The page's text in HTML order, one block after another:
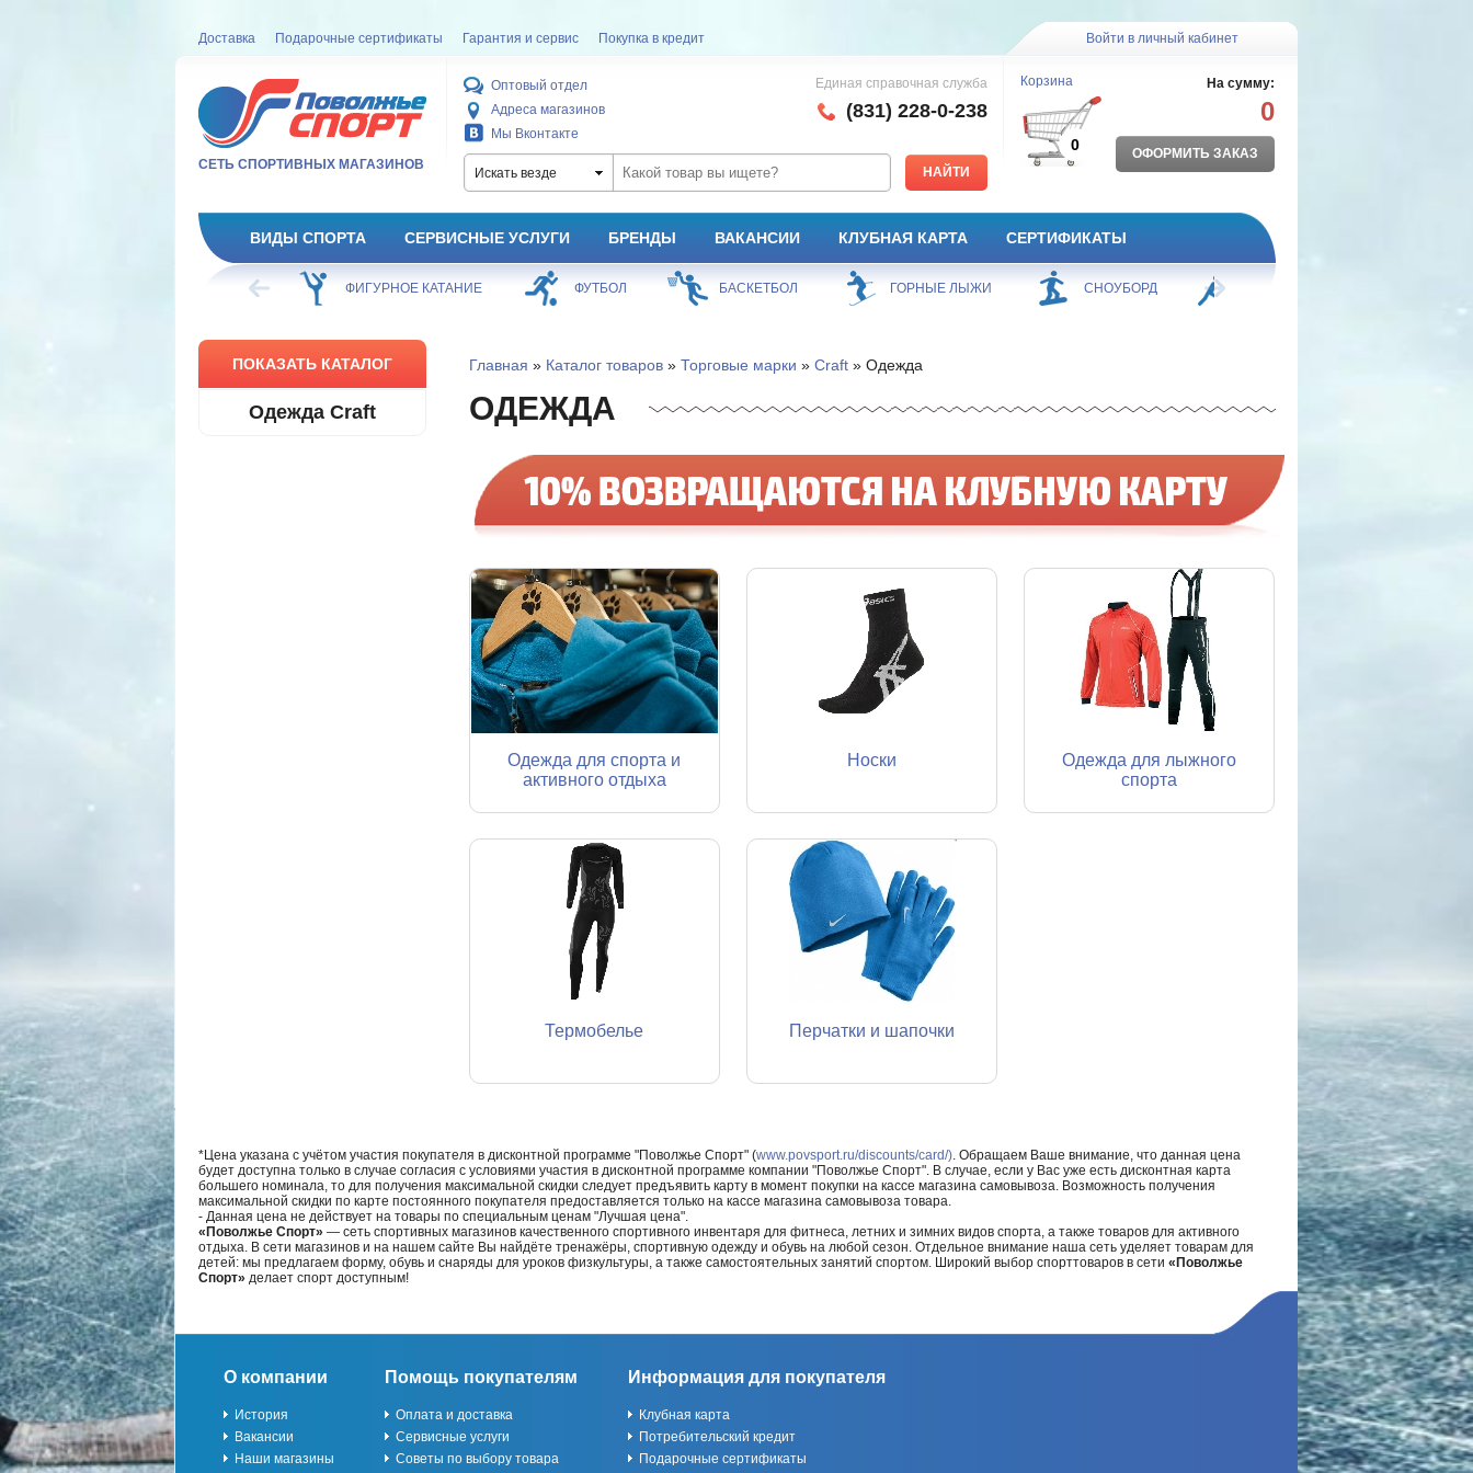
Доставка Подарочные сертификаты Гарантия и сервис Покупка в кредит Войти в личный кабинет
СЕТЬ СПОРТИВНЫХ МАГАЗИНОВ
Оптовый отдел
Адреса магазинов
Мы Вконтакте
Единая справочная служба
(831) 228-0-238
Искать везде
Корзина
0
На сумму:
0
ОФОРМИТЬ ЗАКАЗ
ВИДЫ СПОРТА СЕРВИСНЫЕ УСЛУГИ БРЕНДЫ ВАКАНСИИ КЛУБНАЯ КАРТА СЕРТИФИКАТЫ
ХОККЕЙ ФИГУРНОЕ КАТАНИЕ ФУТБОЛ БАСКЕТБОЛ ГОРНЫЕ ЛЫЖИ СНОУБОРД
ПОКАЗАТЬ КАТАЛОГ
Одежда Craft
Главная » Каталог товаров» Торговые марки » Craft» Одежда
ОДЕЖДА
Одежда для спорта и
активного отдыха
Носки
Одежда для лыжного
спорта
Термобелье Перчатки и шапочки
*Цена указана с учётом участия покупателя в дисконтной программе "Поволжье Спорт" (www.povsport.ru/discounts/card/). Обращаем Ваше внимание, что данная цена
будет доступна только в случае согласия с условиями участия в дисконтной программе компании "Поволжье Спорт". В случае, если у Вас уже есть дисконтная карта
большего номинала, то для получения максимальной скидки следует предъявить карту в момент покупки на кассе магазина самовывоза. Возможность получения
максимальной скидки по карте постоянного покупателя предоставляется только на кассе магазина самовывоза товара.
- Данная цена не действует на товары по специальным ценам "Лучшая цена".
«Поволжье Спорт» — сеть спортивных магазинов качественного спортивного инвентаря для фитнеса, летних и зимних видов спорта, а также товаров для активного
отдыха. В сети магазинов и на нашем сайте Вы найдёте тренажёры, спортивную одежду и обувь на любой сезон. Отдельное внимание наша сеть уделяет товарам для
детей: мы предлагаем форму, обувь и снаряды для уроков физкультуры, а также самостоятельных занятий спортом. Широкий выбор спорттоваров в сети «Поволжье
Спорт» делает спорт доступным!
О компании
История
Вакансии
Наши магазины
Помощь покупателям
Оплата и доставка
Сервисные услуги
Советы по выбору товара
Информация для покупателя
Клубная карта
Потребительский кредит
Подарочные сертификаты